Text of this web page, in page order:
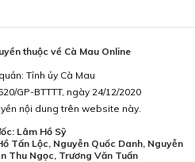
thuộc về Cà Mau Online
Tỉnh ủy Cà Mau
GP-BTTTT, ngày 24/12/2020
nội dung trên website này.
Lâm Hồ Sỹ
Tấn Lộc, Nguyễn Quốc Danh, Nguyễn
Thu Ngọc, Trương Văn Tuấn